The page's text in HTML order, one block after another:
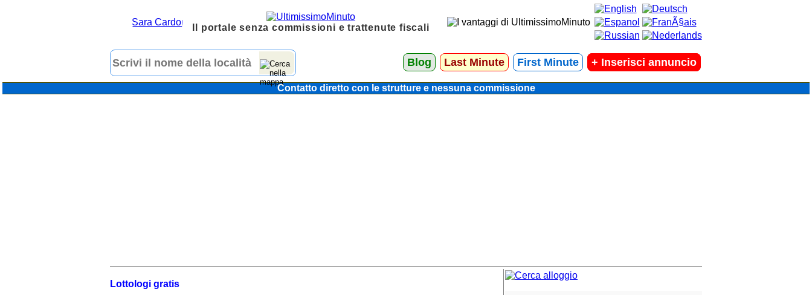
Il portale senza commissioni e trattenute fiscali
Blog Last Minute First Minute + Inserisci annuncio
Contatto diretto con le strutture e nessuna commissione
Lottologi gratis